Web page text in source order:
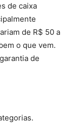
de caixa
de R$ 50 a
o que vem.
de